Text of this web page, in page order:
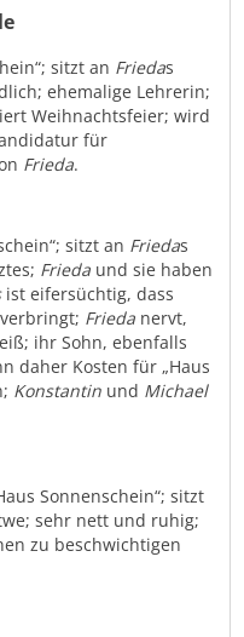
sitzt an Friedas
ehemalige Lehrerin;
Weihnachtsfeier; wird
für
Frieda.
sitzt an Friedas
Frieda und sie haben
ist eifersüchtig, dass
verbringt; Frieda nervt,
ihr Sohn, ebenfalls
daher Kosten für „Haus
Konstantin und Michael
Sonnenschein“; sitzt
sehr nett und ruhig;
zu beschwichtigen